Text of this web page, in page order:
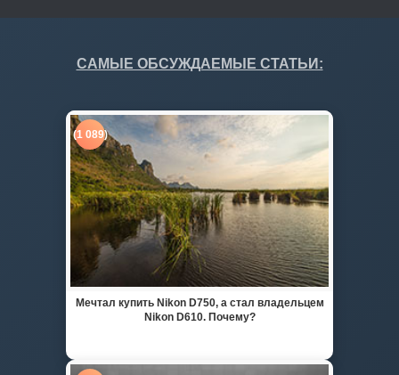
САМЫЕ ОБСУЖДАЕМЫЕ СТАТЬИ:
(1 089)
Мечтал купить Nikon D750, а стал владельцем
Nikon D610. Почему?